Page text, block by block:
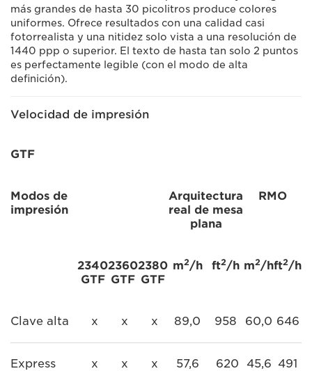
más grandes de hasta 30 picolitros produce colores
uniformes. Ofrece resultados con una calidad casi
fotorrealista y una nitidez solo vista a una resolución de
1440 ppp o superior. El texto de hasta tan solo 2 puntos
es perfectamente legible (con el modo de alta
definición).
Velocidad de impresión
GTF
Modos de
impresión
Arquitectura
real de mesa
plana
RMO
2340
GTF
2360
GTF
2380
GTF
m2/h ft2/h m2/hft2/h
Clave alta x x x 89,0 958 60,0 646
Express x x x 57,6 620 45,6 491